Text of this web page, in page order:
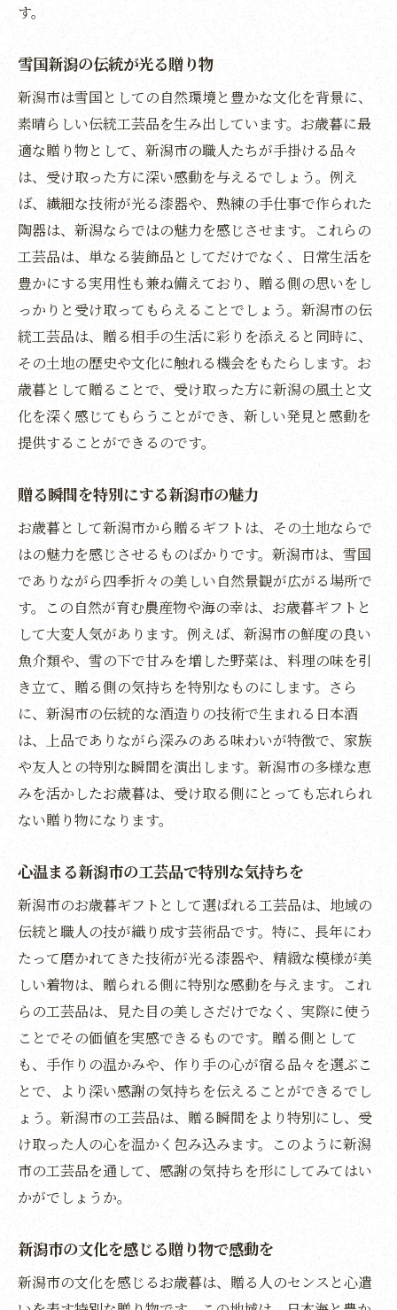
物を
新潟市の美味しいスイーツでお歳暮をもっと特
別に
新潟市の美味しさが詰まったお歳暮スイー
ツ
地元の素材を使った新潟市の特選スイーツ
新潟市の名店が贈る特別なスイーツ
甘いひとときを届ける新潟市のスイーツ
新潟市の風味豊かなスイーツギフト
スイーツで楽しむ新潟市のお歳暮の魅力
雪国の魅力が光る新潟市のお歳暮で心温まる冬
を
新潟市の冬を彩る特別なお歳暮
雪国ならではの贈り物で冬を楽しむ
雪と共に楽しむ新潟市のお歳暮の楽しみ方
心温まる冬を届ける新潟市の贈り物
雪国新潟の魅力を伝えるお歳暮ギフト
新潟市のお歳暮ギフトで大切な人へ特別な想い
を届ける
新潟市の心を込めた贈り物で大切な人に感
謝を
特別な想いを伝える新潟市のお歳暮の選び
方
新潟市のギフトで贈る心の温かさ
大切な方への贈り物として選ぶ新潟市のお
歳暮
新潟市のお歳暮で特別な瞬間を共有する
地元の素材を活かした新潟市のお歳暮で感謝を
形に
新潟市の地元素材を贅沢に使った贈り物
素材にこだわる新潟市の心温まるお歳暮
自然の恵みを感じる新潟市のギフト
地域の誇りを伝える新潟市のお歳暮
地元の味を届ける新潟市の魅力
素材の良さが光る新潟市のお歳暮の選び方
新潟市の魅力を詰め込んだお歳暮で冬の贈り物
を彩る
新潟市の豊かさが詰まった贈り物の特集
贈り物で満たす新潟市の冬の魅力
す。
雪国新潟の伝統が光る贈り物
新潟市は雪国としての自然環境と豊かな文化を背景に、
素晴らしい伝統工芸品を生み出しています。お歳暮に最
適な贈り物として、新潟市の職人たちが手掛ける品々
は、受け取った方に深い感動を与えるでしょう。例え
ば、繊細な技術が光る漆器や、熟練の手仕事で作られた
陶器は、新潟ならではの魅力を感じさせます。これらの
工芸品は、単なる装飾品としてだけでなく、日常生活を
豊かにする実用性も兼ね備えており、贈る側の思いをし
っかりと受け取ってもらえることでしょう。新潟市の伝
統工芸品は、贈る相手の生活に彩りを添えると同時に、
その土地の歴史や文化に触れる機会をもたらします。お
歳暮として贈ることで、受け取った方に新潟の風土と文
化を深く感じてもらうことができ、新しい発見と感動を
提供することができるのです。
贈る瞬間を特別にする新潟市の魅力
お歳暮として新潟市から贈るギフトは、その土地ならで
はの魅力を感じさせるものばかりです。新潟市は、雪国
でありながら四季折々の美しい自然景観が広がる場所で
す。この自然が育む農産物や海の幸は、お歳暮ギフトと
して大変人気があります。例えば、新潟市の鮮度の良い
魚介類や、雪の下で甘みを増した野菜は、料理の味を引
き立て、贈る側の気持ちを特別なものにします。さら
に、新潟市の伝統的な酒造りの技術で生まれる日本酒
は、上品でありながら深みのある味わいが特徴で、家族
や友人との特別な瞬間を演出します。新潟市の多様な恵
みを活かしたお歳暮は、受け取る側にとっても忘れられ
ない贈り物になります。
心温まる新潟市の工芸品で特別な気持ちを
新潟市のお歳暮ギフトとして選ばれる工芸品は、地域の
伝統と職人の技が織り成す芸術品です。特に、長年にわ
たって磨かれてきた技術が光る漆器や、精緻な模様が美
しい着物は、贈られる側に特別な感動を与えます。これ
らの工芸品は、見た目の美しさだけでなく、実際に使う
ことでその価値を実感できるものです。贈る側として
も、手作りの温かみや、作り手の心が宿る品々を選ぶこ
とで、より深い感謝の気持ちを伝えることができるでし
ょう。新潟市の工芸品は、贈る瞬間をより特別にし、受
け取った人の心を温かく包み込みます。このように新潟
市の工芸品を通して、感謝の気持ちを形にしてみてはい
かがでしょうか。
新潟市の文化を感じる贈り物で感動を
新潟市の文化を感じるお歳暮は、贈る人のセンスと心遣